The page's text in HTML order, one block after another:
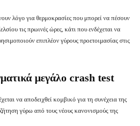
λόγο για θερμοκρασίες που μπορεί να πέσουν
τις πρωινές ώρες, κάτι που ενδέχεται να
επιπλέον γύρους προετοιμασίας στις
μεγάλο crash test
να αποδειχθεί κομβικό για τη συνέχεια της
γύρω από τους νέους κανονισμούς της